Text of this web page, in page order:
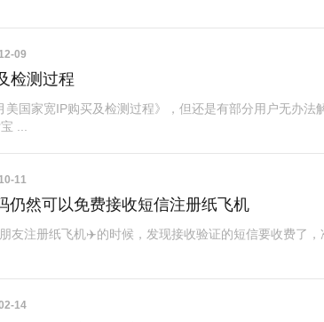
09
检测过程
美国家宽IP购买及检测过程》，但还是有部分用户无办法
...
11
仍然可以免费接收短信注册纸飞机
友注册纸飞机✈️的时候，发现接收验证的短信要收费了
14